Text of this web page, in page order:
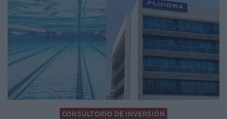
CONSULTORIO DE INVERSIÓN